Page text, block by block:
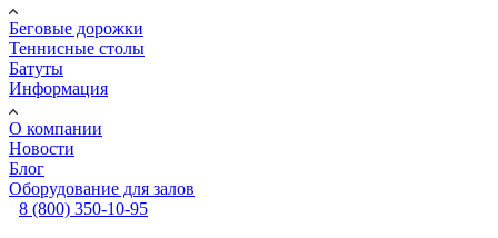
Беговые дорожки
Теннисные столы
Батуты
Информация
О компании
Новости
Блог
Оборудование для залов
8 (800) 350-10-95